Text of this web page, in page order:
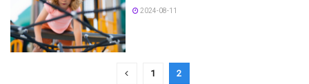
2024-08-11
1 2